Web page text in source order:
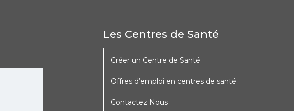
Les Centres de Santé
Créer un Centre de Santé
Offres d’emploi en centres de santé
Contactez Nous